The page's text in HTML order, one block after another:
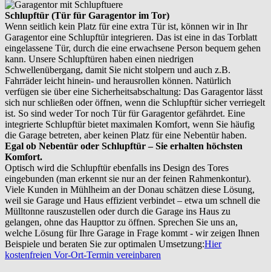
Schlupftür (Tür für Garagentor im Tor)
Wenn seitlich kein Platz für eine extra Tür ist, können wir in Ihr
Garagentor eine Schlupftür integrieren. Das ist eine in das Torblatt
eingelassene Tür, durch die eine erwachsene Person bequem gehen
kann. Unsere Schlupftüren haben einen niedrigen
Schwellenübergang, damit Sie nicht stolpern und auch z.B.
Fahrräder leicht hinein- und herausrollen können. Natürlich
verfügen sie über eine Sicherheitsabschaltung: Das Garagentor lässt
sich nur schließen oder öffnen, wenn die Schlupftür sicher verriegelt
ist. So sind weder Tor noch Tür für Garagentor gefährdet. Eine
integrierte Schlupftür bietet maximalen Komfort, wenn Sie häufig
die Garage betreten, aber keinen Platz für eine Nebentür haben.
Egal ob Nebentür oder Schlupftür – Sie erhalten höchsten
Komfort.
Optisch wird die Schlupftür ebenfalls ins Design des Tores
eingebunden (man erkennt sie nur an der feinen Rahmenkontur).
Viele Kunden in Mühlheim an der Donau schätzen diese Lösung,
weil sie Garage und Haus effizient verbindet – etwa um schnell die
Mülltonne rauszustellen oder durch die Garage ins Haus zu
gelangen, ohne das Haupttor zu öffnen. Sprechen Sie uns an,
welche Lösung für Ihre Garage in Frage kommt - wir zeigen Ihnen
Beispiele und beraten Sie zur optimalen Umsetzung:Hier
kostenfreien Vor-Ort-Termin vereinbaren